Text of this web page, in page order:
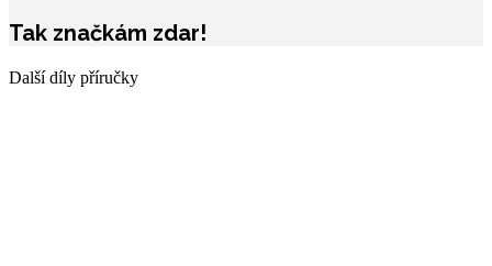
Tak značkám zdar!
Další díly příručky